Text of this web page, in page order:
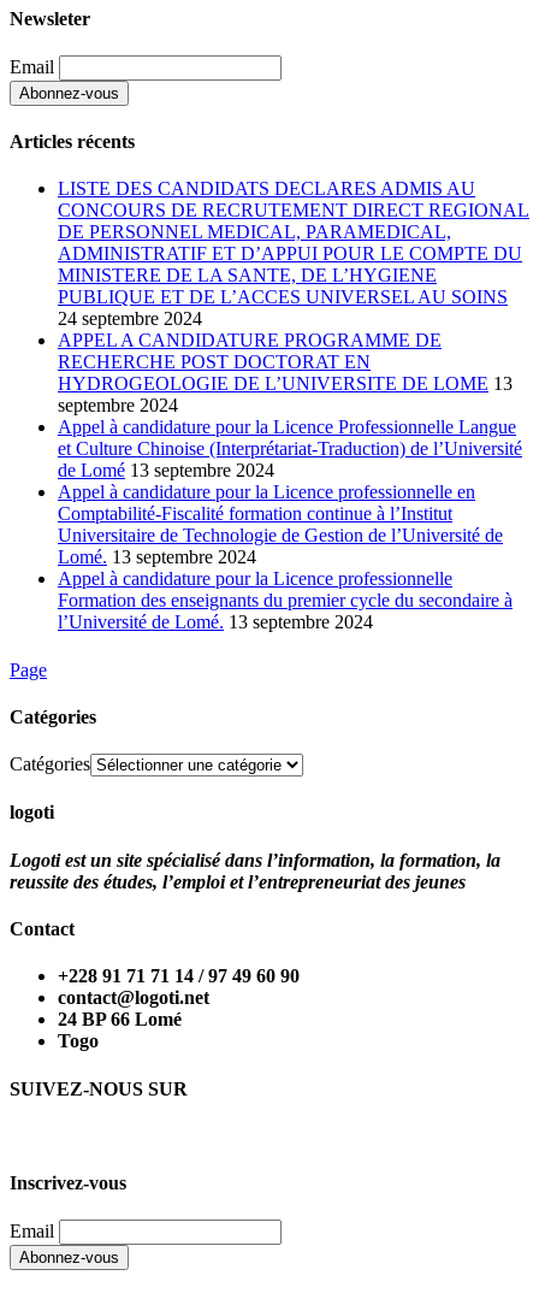
Newsleter
Email
Articles récents
LISTE DES CANDIDATS DECLARES ADMIS AU
CONCOURS DE RECRUTEMENT DIRECT REGIONAL
DE PERSONNEL MEDICAL, PARAMEDICAL,
ADMINISTRATIF ET D’APPUI POUR LE COMPTE DU
MINISTERE DE LA SANTE, DE L’HYGIENE
PUBLIQUE ET DE L’ACCES UNIVERSEL AU SOINS
24 septembre 2024
APPEL A CANDIDATURE PROGRAMME DE
RECHERCHE POST DOCTORAT EN
HYDROGEOLOGIE DE L’UNIVERSITE DE LOME 13
septembre 2024
Appel à candidature pour la Licence Professionnelle Langue
et Culture Chinoise (Interprétariat-Traduction) de l’Université
de Lomé 13 septembre 2024
Appel à candidature pour la Licence professionnelle en
Comptabilité-Fiscalité formation continue à l’Institut
Universitaire de Technologie de Gestion de l’Université de
Lomé. 13 septembre 2024
Appel à candidature pour la Licence professionnelle
Formation des enseignants du premier cycle du secondaire à
l’Université de Lomé. 13 septembre 2024
Page
Catégories
Catégories
logoti
Logoti est un site spécialisé dans l’information, la formation, la
reussite des études, l’emploi et l’entrepreneuriat des jeunes
Contact
+228 91 71 71 14 / 97 49 60 90
contact@logoti.net
24 BP 66 Lomé
Togo
SUIVEZ-NOUS SUR
Inscrivez-vous
Email